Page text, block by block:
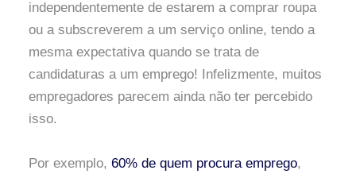
independentemente de estarem a comprar roupa
ou a subscreverem a um serviço online, tendo a
mesma expectativa quando se trata de
candidaturas a um emprego! Infelizmente, muitos
empregadores parecem ainda não ter percebido
isso.
Por exemplo, 60% de quem procura emprego,